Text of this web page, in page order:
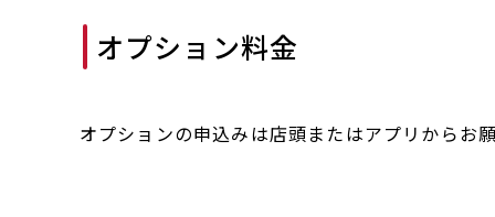
オプション料金
オプションの申込みは店頭またはアプリからお願